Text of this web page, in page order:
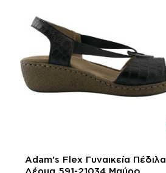
-20%
Adam's Flex Γυναικεία Πέδιλα
Δέρμα 591-21034 Μαύρο